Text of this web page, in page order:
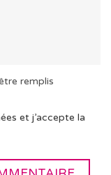
remplis
et j’accepte la